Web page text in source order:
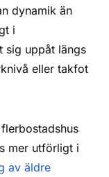
dynamik än
i
sig uppåt längs
eller takfot
mer utförligt i
av äldre